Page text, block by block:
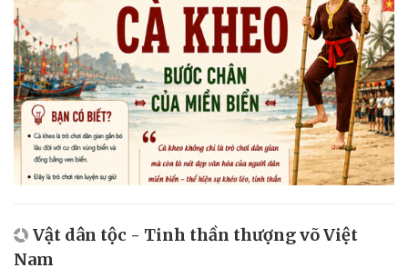
Vật dân tộc - Tinh thần thượng võ Việt
Nam